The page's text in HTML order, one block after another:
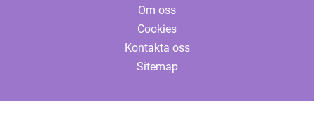
Om oss
Cookies
Kontakta oss
Sitemap